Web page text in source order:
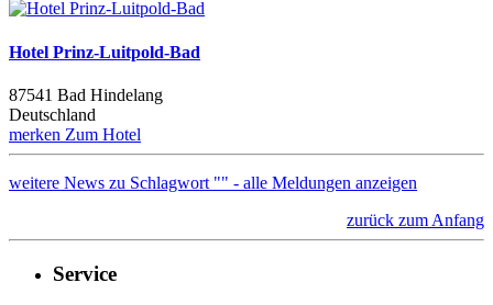
Hotel Prinz-Luitpold-Bad
87541 Bad Hindelang
Deutschland
merken Zum Hotel
weitere News zu Schlagwort "" - alle Meldungen anzeigen
zurück zum Anfang
Service